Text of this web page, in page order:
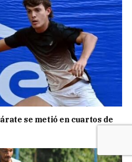
se metió en cuartos de